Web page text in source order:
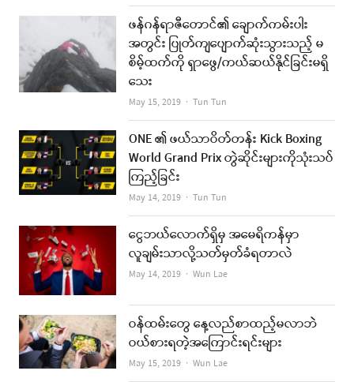
ဖန်ဂန်ရာဇီတောင်၏ ချောက်ကမ်းပါး
အတွင်း ပြုတ်ကျပျောက်ဆုံးသွားသည့် မ
စိမ့်ထက်ကို ရှာဖွေ/ကယ်ဆယ်နိုင်ခြင်းမရှိ
သေး
May 15, 2019 Author
Tun Tun
ONE ၏ ဖယ်သာဝိတ်တန်း Kick Boxing
World Grand Prix တွဲဆိုင်းများကိုသုံးသပ်
ကြည့်ခြင်း
May 14, 2019 Author
Tun Tun
ငွေဘယ်လောက်ရှိမှ အမေရိကန်မှာ
လူချမ်းသာလို့သတ်မှတ်ခံရတာလဲ
May 14, 2019 Author
Wun Lae
ဝန်ထမ်းတွေ နေ့လည်စာထည့်မလာဘဲ
ဝယ်စားရတဲ့အကြောင်းရင်းများ
May 15, 2019 Author
Wun Lae